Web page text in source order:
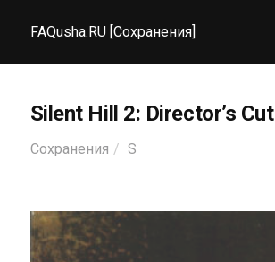
FAQusha.RU [Сохранения]
Silent Hill 2: Director’s Cut
Сохранения S